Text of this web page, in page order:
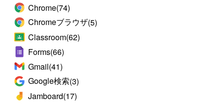
Chrome(74)
Chromeブラウザ(5)
Classroom(62)
Forms(66)
Gmail(41)
Google検索(3)
Jamboard(17)